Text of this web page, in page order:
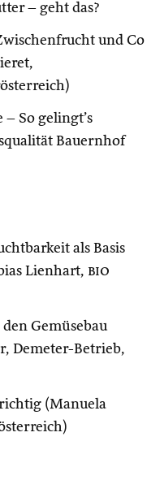
– geht das?
und Co
So gelingt’s
Bauernhof
als Basis
Lienhart, bio
Gemüsebau
Demeter-Betrieb,
(Manuela